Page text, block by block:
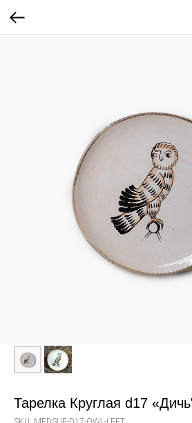
Тарелка Круглая d17